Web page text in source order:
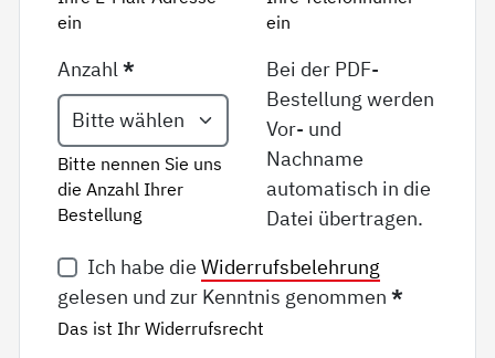
ein
ein
Anzahl*
Bitte nennen Sie uns
die Anzahl Ihrer
Bestellung
Bei der PDF-
Bestellung werden
Vor- und
Nachname
automatisch in die
Datei übertragen.
Ich habe die Widerrufsbelehrung
gelesen und zur Kenntnis genommen*
Das ist Ihr Widerrufsrecht